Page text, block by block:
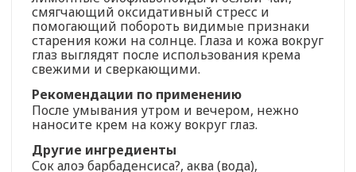
смягчающий оксидативный стресс и
помогающий побороть видимые признаки
старения кожи на солнце. Глаза и кожа вокруг
глаз выглядят после использования крема
свежими и сверкающими.
Рекомендации по применению
После умывания утром и вечером, нежно
наносите крем на кожу вокруг глаз.
Другие ингредиенты
Сок алоэ барбаденсиса?, аква (вода),